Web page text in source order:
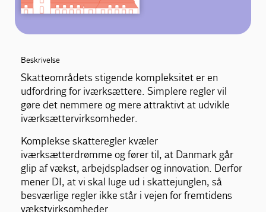
Beskrivelse
Skatteområdets stigende kompleksitet er en
udfordring for iværksættere. Simplere regler vil
gøre det nemmere og mere attraktivt at udvikle
iværksættervirksomheder.
Komplekse skatteregler kvæler
iværksætterdrømme og fører til, at Danmark går
glip af vækst, arbejdspladser og innovation. Derfor
mener DI, at vi skal luge ud i skattejunglen, så
besværlige regler ikke står i vejen for fremtidens